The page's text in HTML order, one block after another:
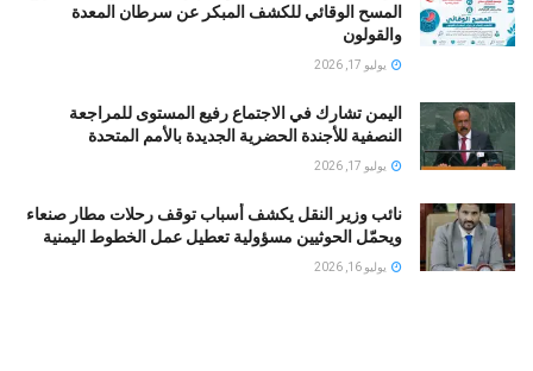
المسح الوقائي للكشف المبكر عن سرطان المعدة
والقولون
يوليو 17, 2026
اليمن تشارك في الاجتماع رفيع المستوى للمراجعة
النصفية للأجندة الحضرية الجديدة بالأمم المتحدة
يوليو 17, 2026
نائب وزير النقل يكشف أسباب توقف رحلات مطار صنعاء
ويحمّل الحوثيين مسؤولية تعطيل عمل الخطوط اليمنية
يوليو 16, 2026